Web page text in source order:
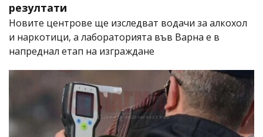
резултати
Новите центрове ще изследват водачи за алкохол
и наркотици, а лабораторията във Варна е в
напреднал етап на изграждане